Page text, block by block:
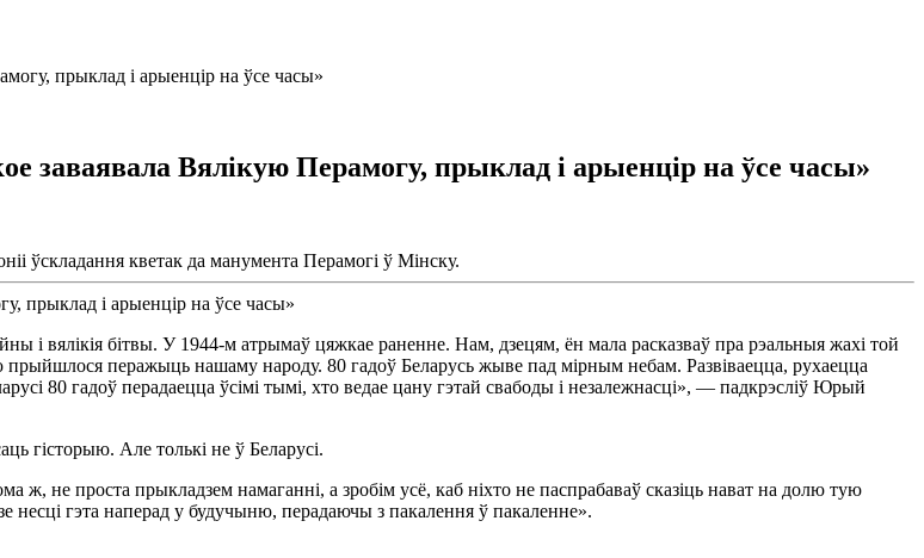
прыклад і арыенцір на ўсе часы»
заваявала Вялікую Перамогу, прыклад і арыенцір на ўсе часы»
кветак да манумента Перамогі ў Мінску.
і вялікія бітвы. У 1944-м атрымаў цяжкае раненне. Нам, дзецям, ён мала расказваў пра рэальныя жахі той
перажыць нашаму народу. 80 гадоў Беларусь жыве пад мірным небам. Развіваецца, рухаецца
80 гадоў перадаецца ўсімі тымі, хто ведае цану гэтай свабоды і незалежнасці», — падкрэсліў Юрый
гісторыю. Але толькі не ў Беларусі.
не проста прыкладзем намаганні, а зробім усё, каб ніхто не паспрабаваў сказіць нават на долю тую
несці гэта наперад у будучыню, перадаючы з пакалення ў пакаленне».